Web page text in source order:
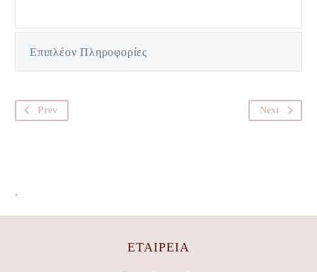
Επιπλέον Πληροφορίες
Prev Next
.
ΕΤΑΙΡΕΊΑ